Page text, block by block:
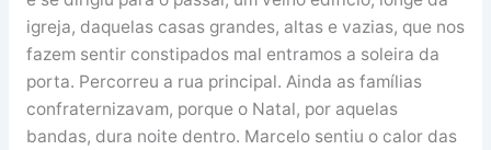
igreja, daquelas casas grandes, altas e vazias, que nos
fazem sentir constipados mal entramos a soleira da
porta. Percorreu a rua principal. Ainda as famílias
confraternizavam, porque o Natal, por aquelas
bandas, dura noite dentro. Marcelo sentiu o calor das